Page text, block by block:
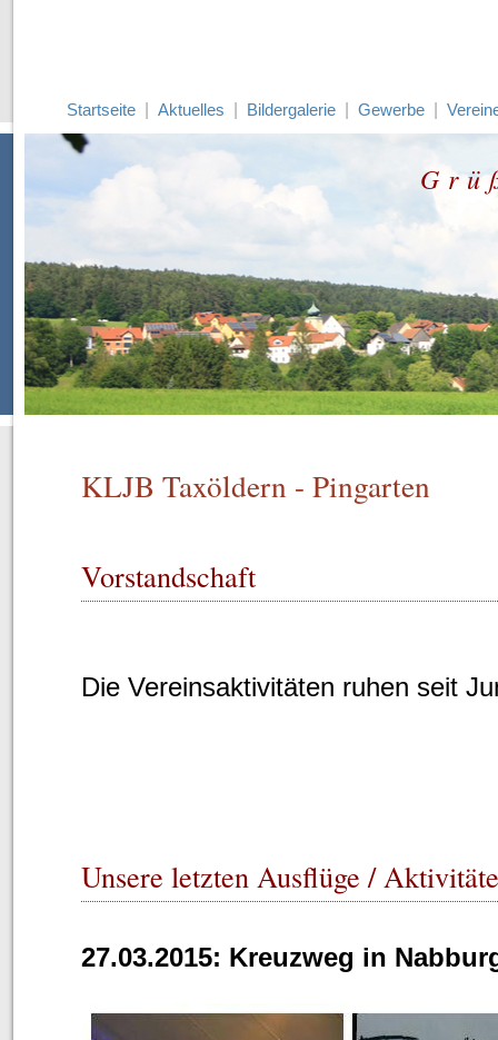
Startseite Aktuelles Bildergalerie Gewerbe
KLJB Taxöldern - Pingarten
Vorstandschaft
Die Vereinsaktivitäten ruhen seit
Unsere letzten Ausflüge /
27.03.2015: Kreuzweg in